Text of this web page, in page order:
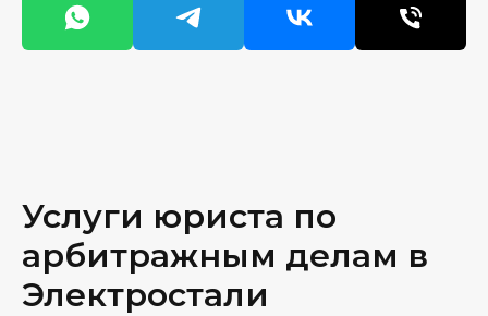
Услуги юриста по
арбитражным делам в
Электростали